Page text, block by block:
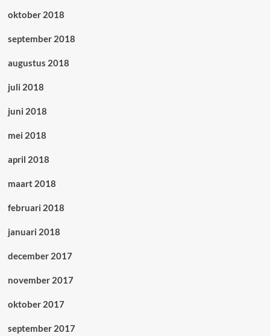
oktober 2018
september 2018
augustus 2018
juli 2018
juni 2018
mei 2018
april 2018
maart 2018
februari 2018
januari 2018
december 2017
november 2017
oktober 2017
september 2017